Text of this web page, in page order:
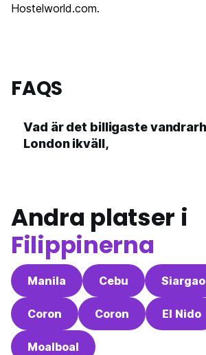
Hostelworld.com.
FAQS
Vad är det billigaste
London ikväll,
Andra platser i
Filippinerna
Manila Cebu
Coron Coron El Nido
Moalboal